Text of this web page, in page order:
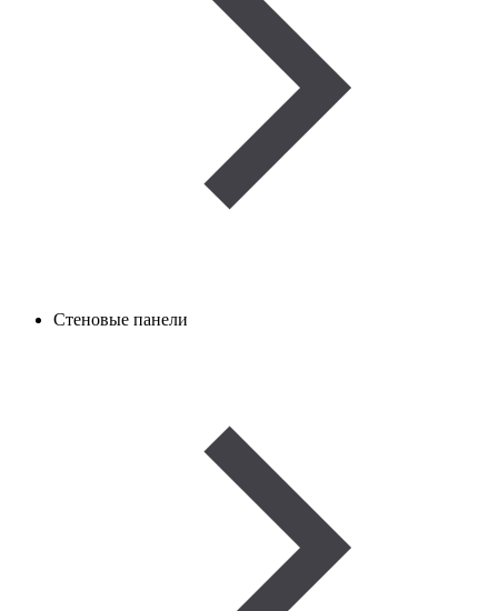
Стеновые панели